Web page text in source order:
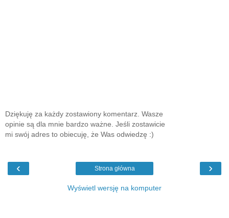
Dziękuję za każdy zostawiony komentarz. Wasze
opinie są dla mnie bardzo ważne. Jeśli zostawicie
mi swój adres to obiecuję, że Was odwiedzę :)
‹ ›
Strona główna
Wyświetl wersję na komputer